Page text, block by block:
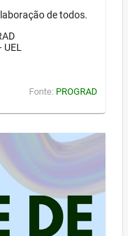
de todos.
Fonte: PROGRAD